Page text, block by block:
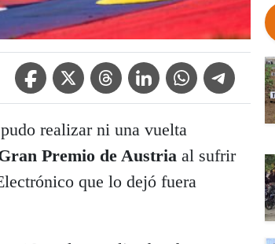
Facebook IconTwitter IconThreads IconLinkedin IconWhatsApp IconTelegram Icon
realizar ni una vuelta
Premio de Austria al sufrir
que lo dejó fuera